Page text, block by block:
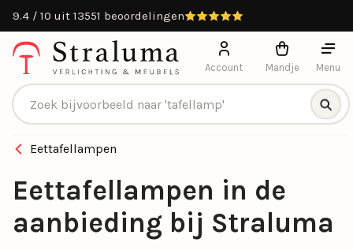
9.4 / 10 uit 13551 beoordelingen
Producten zoeken
Account Mandje Menu
Eettafellampen
Eettafellampen in de
aanbieding bij Straluma